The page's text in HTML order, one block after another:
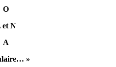
O
et N
A
»